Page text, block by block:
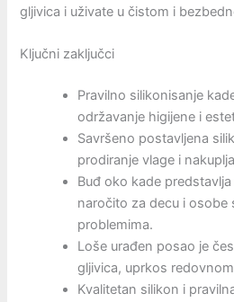
gljivica i uživate u čistom i
Ključni zaključci
Pravilno silikonisanje
održavanje higijene i
Savršeno postavljena
prodiranje vlage i
Buđ oko kade
naročito za decu i osobe
problemima.
Loše urađen posao je
gljivica, uprkos
Kvalitetan silikon i